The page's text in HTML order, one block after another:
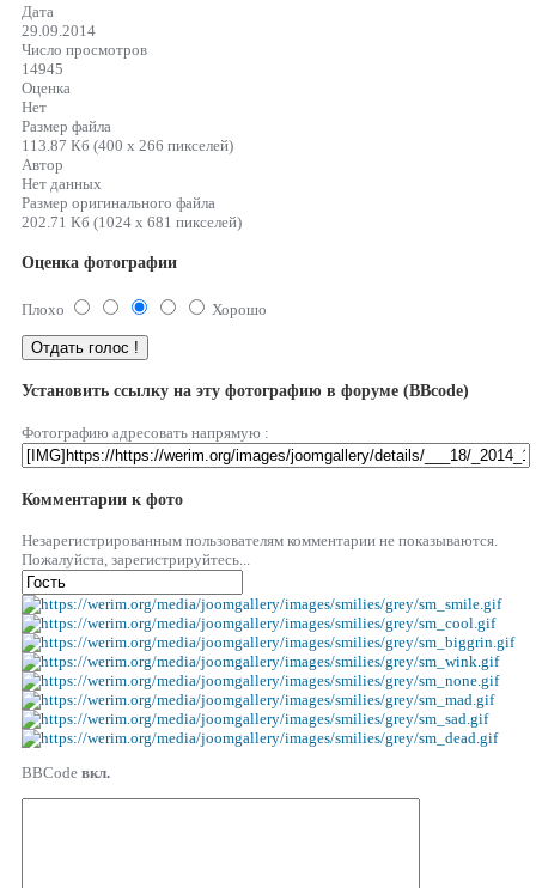
Дата
29.09.2014
Число просмотров
14945
Оценка
Нет
Размер файла
113.87 Кб (400 x 266 пикселей)
Автор
Нет данных
Размер оригинального файла
202.71 Кб (1024 x 681 пикселей)
Оценка фотографии
Плохо Хорошо
Установить ссылку на эту фотографию в форуме (BBcode)
Фотографию адресовать напрямую :
Комментарии к фото
Незарегистрированным пользователям комментарии не показываются.
Пожалуйста, зарегистрируйтесь...
BBCode вкл.